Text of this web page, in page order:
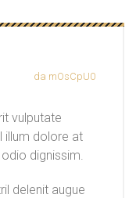
da mOsCpU0
vulputate
illum dolore at
dignissim.
delenit augue